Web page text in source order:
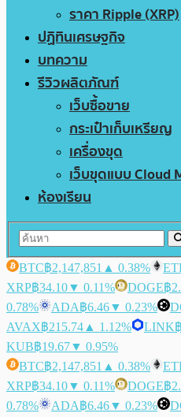
ราคา Ripple (XRP)
ปฏิทินเศรษฐกิจ
บทความ
รีวิวผลิตภัณฑ์
เว็บซื้อขาย
กระเป๋าเก็บเหรียญ
เครื่องขุด
เว็บขุดแบบ Cloud
ห้องเรียน
BTC฿2,147,851 ▲ 0.38%
XRP฿34.10▼ 0.11% DOGE฿
0.78%
ADA฿6.46▼ 0.23%
AVAX฿215.74 ▲ 1.12% LINK
KUB฿19.67▼ 0.95%
BTC฿2,147,851 ▲ 0.38%
XRP฿34.10▼ 0.11% DOGE฿
0.78%
ADA฿6.46▼ 0.23%